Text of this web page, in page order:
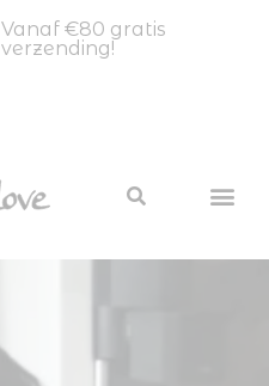
Vanaf €80 gratis
verzending!